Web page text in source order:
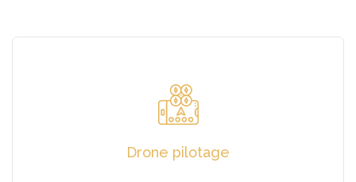
Drone pilotage